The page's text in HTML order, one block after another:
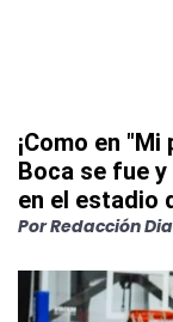
¡Como en
Boca se fue
en el estadio
PorRedacción